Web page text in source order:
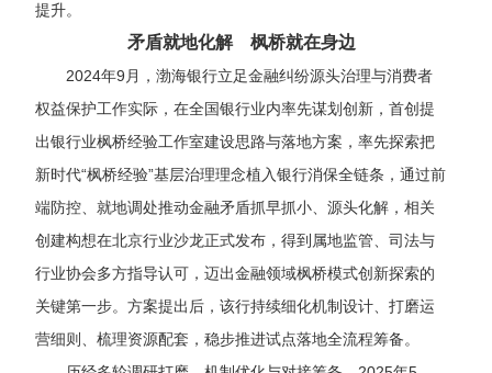
提升。
矛盾就地化解 枫桥就在身边
2024年9月，渤海银行立足金融纠纷源头治理与消费者
权益保护工作实际，在全国银行业内率先谋划创新，首创提
出银行业枫桥经验工作室建设思路与落地方案，率先探索把
新时代“枫桥经验”基层治理理念植入银行消保全链条，通过前
端防控、就地调处推动金融矛盾抓早抓小、源头化解，相关
创建构想在北京行业沙龙正式发布，得到属地监管、司法与
行业协会多方指导认可，迈出金融领域枫桥模式创新探索的
关键第一步。方案提出后，该行持续细化机制设计、打磨运
营细则、梳理资源配套，稳步推进试点落地全流程筹备。